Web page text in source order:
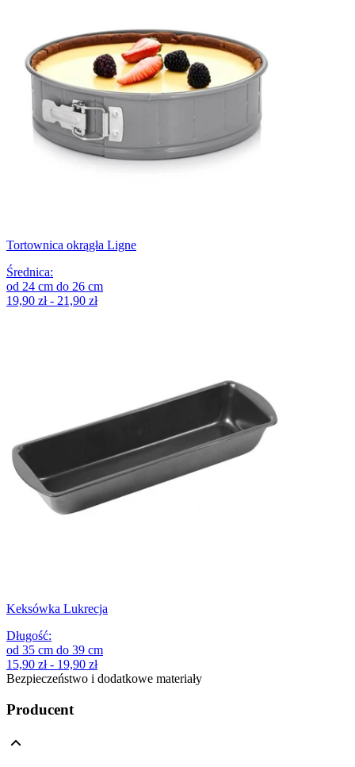
Tortownica okrągła Ligne
Średnica:
od 24 cm do 26 cm
19,90 zł - 21,90 zł
Keksówka Lukrecja
Długość:
od 35 cm do 39 cm
15,90 zł - 19,90 zł
Bezpieczeństwo i dodatkowe materiały
Producent